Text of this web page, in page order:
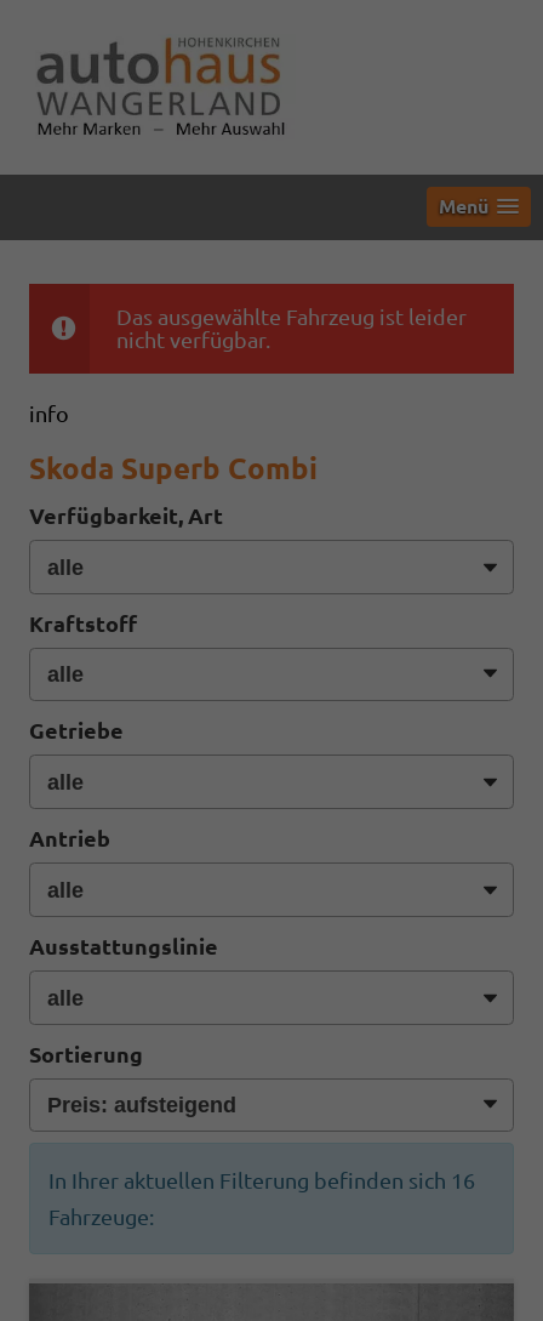
Menü
Das ausgewählte Fahrzeug ist leider
nicht verfügbar.
info
Skoda Superb Combi
Verfügbarkeit, Art
Kraftstoff
Getriebe
Antrieb
Ausstattungslinie
Sortierung
In Ihrer aktuellen Filterung befinden sich 16
Fahrzeuge: